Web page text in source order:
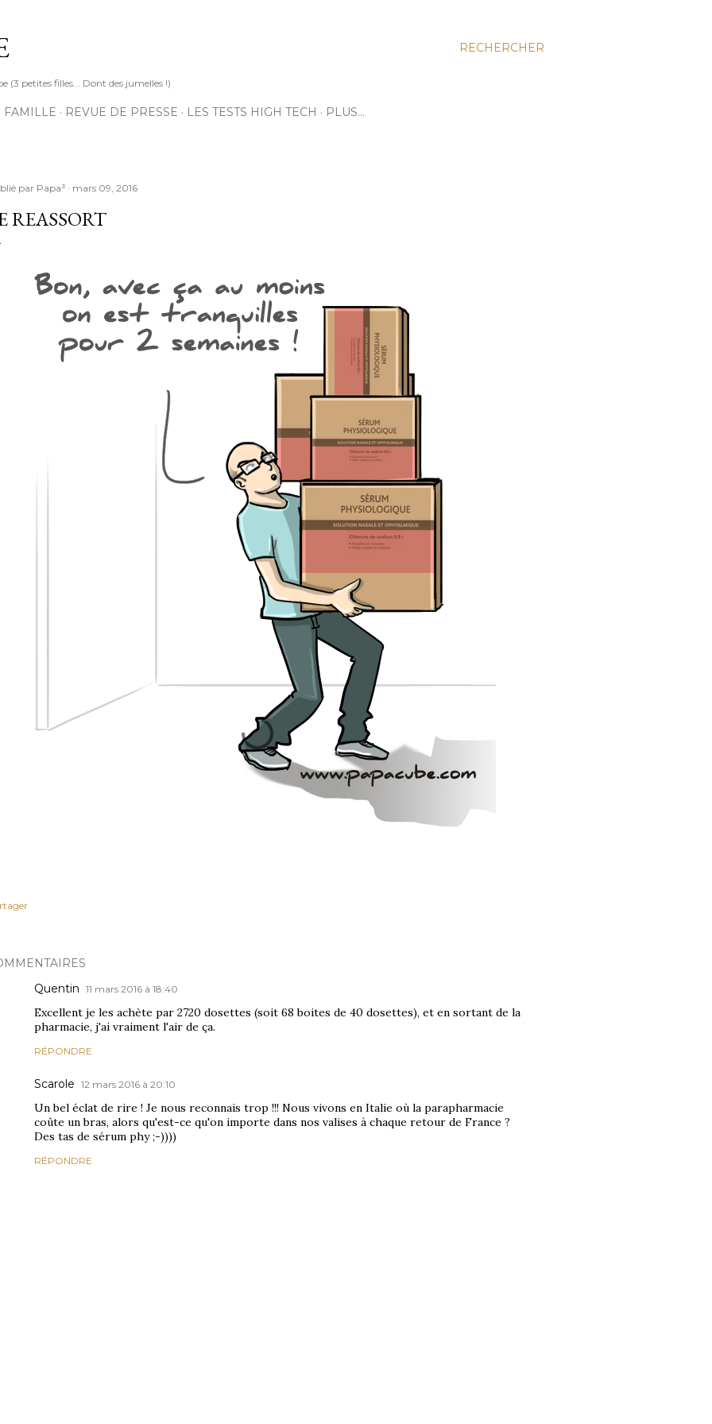
RECHERCHER
(3 petites filles... Dont des jumelles !)
FAMILLE REVUE DE PRESSE LES TESTS HIGH TECH PLUS…
par Papa³ mars 09, 2016
REASSORT
Quentin 11 mars 2016 à 18:40
Excellent je les achète par 2720 dosettes (soit 68 boites de 40 dosettes), et en sortant de la
pharmacie, j'ai vraiment l'air de ça.
RÉPONDRE
Scarole 12 mars 2016 à 20:10
Un bel éclat de rire ! Je nous reconnais trop !!! Nous vivons en Italie où la parapharmacie
coûte un bras, alors qu'est-ce qu'on importe dans nos valises à chaque retour de France ?
Des tas de sérum phy ;-))))
RÉPONDRE